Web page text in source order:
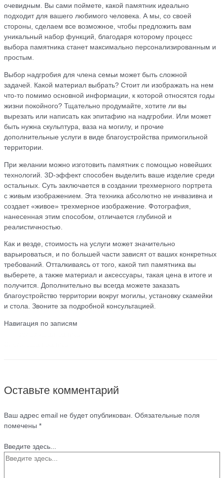
очевидным. Вы сами поймете, какой памятник идеально
подходит для вашего любимого человека. А мы, со своей
стороны, сделаем все возможное, чтобы предложить вам
уникальный набор функций, благодаря которому процесс
выбора памятника станет максимально персонализированным и
простым.
Выбор надгробия для члена семьи может быть сложной
задачей. Какой материал выбрать? Стоит ли изображать на нем
что-то помимо основной информации, к которой относятся годы
жизни покойного? Тщательно продумайте, хотите ли вы
вырезать или написать как эпитафию на надгробии. Или может
быть нужна скульптура, ваза на могилу, и прочие
дополнительные услуги в виде благоустройства примогильной
территории.
При желании можно изготовить памятник с помощью новейших
технологий. 3D-эффект способен выделить ваше изделие среди
остальных. Суть заключается в создании трехмерного портрета
с живым изображением. Эта техника абсолютно не инвазивна и
создает «живое» трехмерное изображение. Фотография,
нанесенная этим способом, отличается глубиной и
реалистичностью.
Как и везде, стоимость на услуги может значительно
варьироваться, и по большей части зависят от ваших конкретных
требований. Отталкиваясь от того, какой тип памятника вы
выберете, а также материал и аксессуары, такая цена в итоге и
получится. Дополнительно вы всегда можете заказать
благоустройство территории вокруг могилы, установку скамейки
и стола. Звоните за подробной консультацией.
Навигация по записям
Оставьте комментарий
Ваш адрес email не будет опубликован. Обязательные поля
помечены *
Введите здесь...